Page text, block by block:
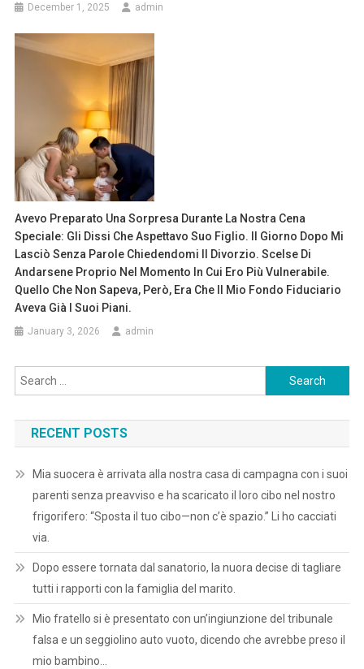
December 1, 2025 admin
Avevo Preparato Una Sorpresa Durante La Nostra Cena
Speciale: Gli Dissi Che Aspettavo Suo Figlio. Il Giorno Dopo Mi
Lasciò Senza Parole Chiedendomi Il Divorzio. Scelse Di
Andarsene Proprio Nel Momento In Cui Ero Più Vulnerabile.
Quello Che Non Sapeva, Però, Era Che Il Mio Fondo Fiduciario
Aveva Già I Suoi Piani.
January 3, 2026 admin
Search
for:
RECENT POSTS
Mia suocera è arrivata alla nostra casa di campagna con i suoi
parenti senza preavviso e ha scaricato il loro cibo nel nostro
frigorifero: “Sposta il tuo cibo—non c’è spazio.” Li ho cacciati
via.
Dopo essere tornata dal sanatorio, la nuora decise di tagliare
tutti i rapporti con la famiglia del marito.
Mio fratello si è presentato con un’ingiunzione del tribunale
falsa e un seggiolino auto vuoto, dicendo che avrebbe preso il
mio bambino…